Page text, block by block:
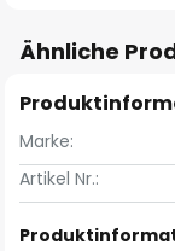
Ähnliche
Marke:
Artikel Nr.: